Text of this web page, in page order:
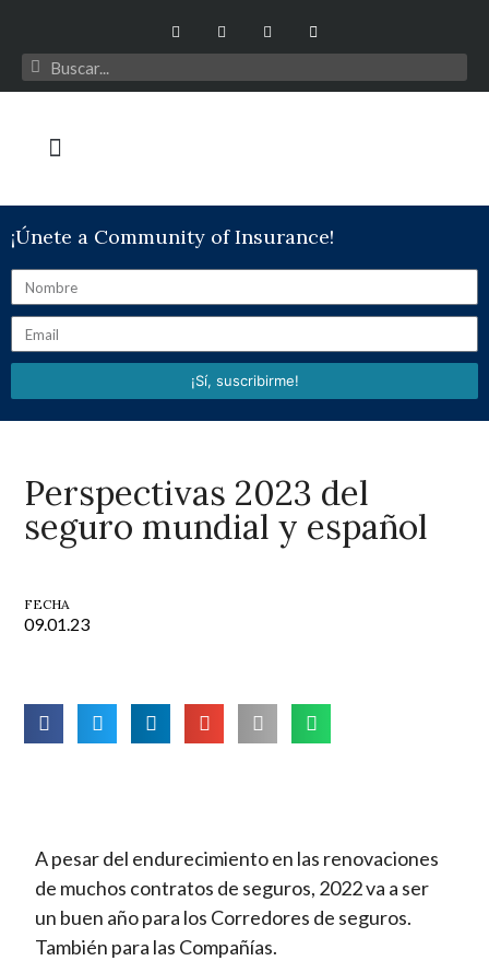
¡Únete a Community of Insurance!
¡Sí, suscribirme!
Perspectivas 2023 del
seguro mundial y español
FECHA
09.01.23
A pesar del endurecimiento en las renovaciones
de muchos contratos de seguros, 2022 va a ser
un buen año para los Corredores de seguros.
También para las Compañías.